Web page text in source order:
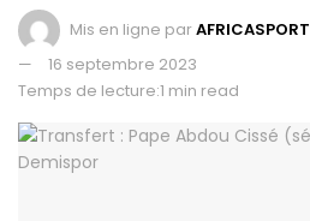
Mis en ligne parAFRICASPORT
16 septembre 2023
Temps de lecture:1 min read